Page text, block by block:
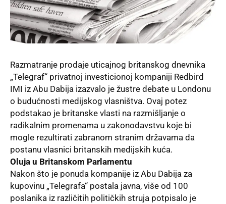
Razmatranje prodaje uticajnog britanskog dnevnika
„Telegraf“ privatnoj investicionoj kompaniji Redbird
IMI iz Abu Dabija izazvalo je žustre debate u Londonu
o budućnosti medijskog vlasništva. Ovaj potez
podstakao je britanske vlasti na razmišljanje o
radikalnim promenama u zakonodavstvu koje bi
mogle rezultirati zabranom stranim državama da
postanu vlasnici britanskih medijskih kuća.
Oluja u Britanskom Parlamentu
Nakon što je ponuda kompanije iz Abu Dabija za
kupovinu „Telegrafa“ postala javna, više od 100
poslanika iz različitih političkih struja potpisalo je